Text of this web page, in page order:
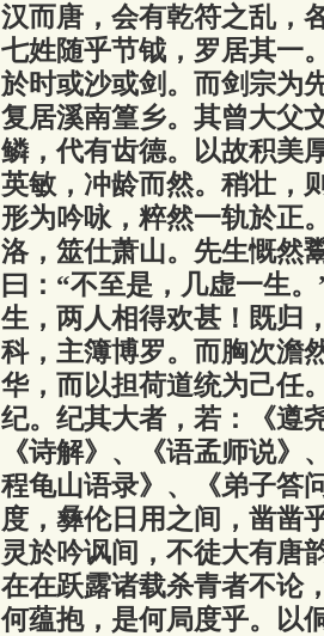
汉而唐，会有乾符之乱，
七姓随乎节钺，罗居其一
於时或沙或剑。而剑宗为
复居溪南篁乡。其曾大父
鳞，代有齿德。以故积美
英敏，冲龄而然。稍壮，
形为吟咏，粹然一轨於正
洛，筮仕萧山。先生慨然
曰：“不至是，几虚一生
生，两人相得欢甚！既归
科，主簿博罗。而胸次澹
华，而以担荷道统为己任
纪。纪其大者，若：《遵
《诗解》、《语孟师说
程龟山语录》、《弟子答
度，彝伦日用之间，凿凿
灵於吟讽间，不徒大有唐
在在跃露诸载杀青者不论
何蕴抱，是何局度乎。以